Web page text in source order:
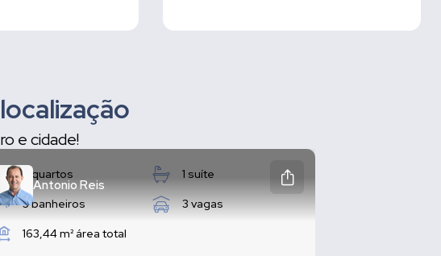
e cidade!
Antonio Reis
3 quartos 1 suíte
3 banheiros 3 vagas
163,44 m²área total